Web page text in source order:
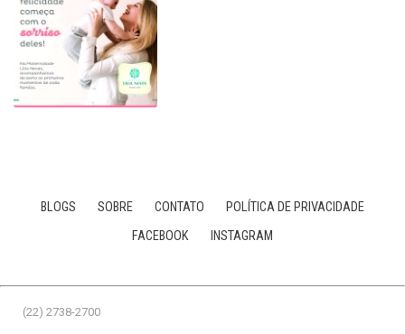
BLOGS SOBRE CONTATO
POLÍTICA DE PRIVACIDADE
FACEBOOK
INSTAGRAM
(22) 2738-2700